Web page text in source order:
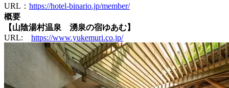
URL： https://hotel-binario.jp/member/
概要
【山陰湯村温泉 湧泉の宿ゆあむ】
URL: https://www.yukemuri.co.jp/